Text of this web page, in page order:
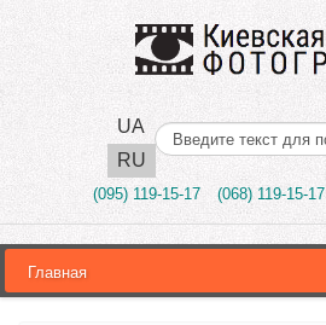
UA
RU
Поиск..
(095) 119-15-17 (068) 119-15-17